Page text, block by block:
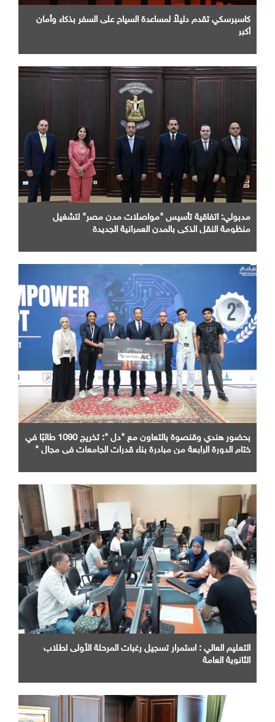
كاسبرسكي تقدم دليلاً لمساعدة السياح على السفر بذكاء وأمان
أكبر
مدبولي: اتفاقية تأسيس "مواصلات مدن مصر" لتشغيل
منظومة النقل الذكي بالمدن العمرانية الجديدة
بحضور هندي وقنصوة بالتعاون مع "دل ": تخريج 1090 طالبًا في
ختام الدورة الرابعة من مبادرة بناء قدرات الجامعات في مجال "
التعليم العالي : استمرار تسجيل رغبات المرحلة الأولى لطلاب
الثانوية العامة